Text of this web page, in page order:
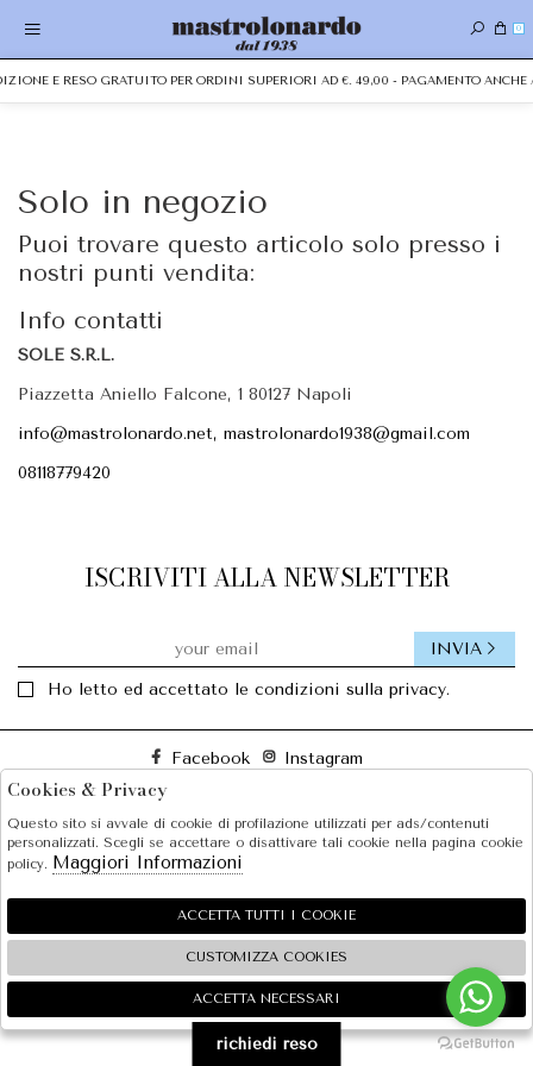
0
E RESO GRATUITO PER ORDINI SUPERIORI AD €. 49,00 - PAGAMENTO ANCHE
Solo in negozio
Puoi trovare questo articolo solo presso i
nostri punti vendita:
Info contatti
SOLE S.R.L.
Piazzetta Aniello Falcone, 1 80127 Napoli
info@mastrolonardo.net, mastrolonardo1938@gmail.com
08118779420
ISCRIVITI ALLA NEWSLETTER
Ho letto ed accettato le condizioni sulla privacy.
INVIA
Facebook Instagram
SOLE S.R.L.
SHOPPING
EXTRA
2026 SOLE S.R.L. - P.iva : 07456781215 Powered byAteliersocietàgruppo Zucchetti
🍪
richiedi reso
Cookies & Privacy
Questo sito si avvale di cookie di profilazione utilizzati per ads/contenuti
personalizzati. Scegli se accettare o disattivare tali cookie nella pagina cookie
policy. Maggiori Informazioni
ACCETTA TUTTI I COOKIE
CUSTOMIZZA COOKIES
ACCETTA NECESSARI